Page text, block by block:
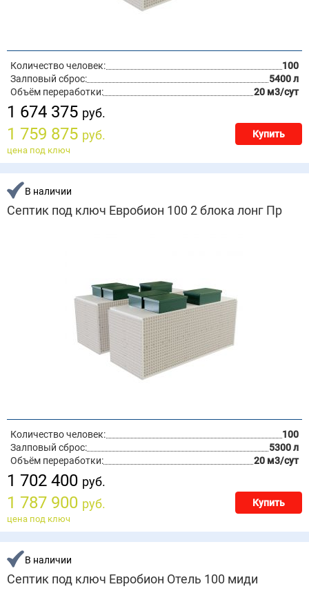
Количество человек:
100
Залповый сброс:
5400 л
Объём переработки:
20 м3/сут
1 674 375 руб.
1 759 875 руб. Купить
цена под ключ
В наличии
Септик под ключ Евробион 100 2 блока лонг Пр
Количество человек:
100
Залповый сброс:
5300 л
Объём переработки:
20 м3/сут
1 702 400 руб.
1 787 900 руб. Купить
цена под ключ
В наличии
Септик под ключ Евробион Отель 100 миди